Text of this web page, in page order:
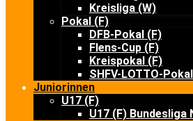
Kreisliga (W)
Pokal (F)
DFB-Pokal (F)
Flens-Cup (F)
Kreispokal (F)
SHFV-LOTTO-
Juniorinnen
U17 (F)
U17 (F) Bundesliga